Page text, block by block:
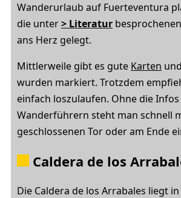
Wanderurlaub auf Fuerteventura
die unter> Literatur
ans Herz gelegt.
Mittlerweile gibt es gute Karten
wurden markiert. Trotzdem
einfach loszulaufen. Ohne die Infos
Wanderführern steht man schnell
geschlossenen Tor oder am Ende
Caldera de los
Die Caldera de los Arrabales liegt